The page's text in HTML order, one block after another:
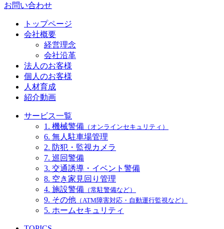
お問い合わせ
トップページ
会社概要
経営理念
会社沿革
法人のお客様
個人のお客様
人材育成
紹介動画
サービス一覧
1. 機械警備 （オンラインセキュリティ）
6. 無人駐車場管理
2. 防犯・監視カメラ
7. 巡回警備
3. 交通誘導・イベント警備
8. 空き家見回り管理
4. 施設警備 （常駐警備など）
9. その他 （ATM障害対応・自動運行監視など）
5. ホームセキュリティ